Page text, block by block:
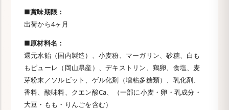
■賞味期限：
出荷から4ヶ月
■原材料名：
還元水飴（国内製造）、小麦粉、マーガリン、砂糖、白も
もピューレ（岡山県産）、デキストリン、鶏卵、食塩、麦
芽粉末／ソルビット、ゲル化剤（増粘多糖類）、乳化剤、
香料、酸味料、クエン酸Ca、（一部に小麦・卵・乳成分・
大豆・もも・りんごを含む）